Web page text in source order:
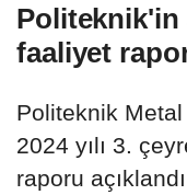
Politeknik'in
faaliyet
Politeknik
2024 yılı 3.
raporu